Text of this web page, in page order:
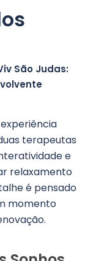
São Judas:
terapeutas
e
relaxamento
é pensado
momento